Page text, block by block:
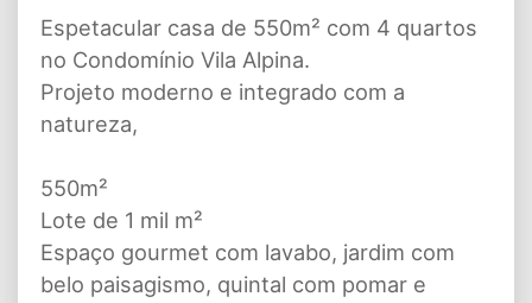
Espetacular casa de 550m² com 4 quartos
no Condomínio Vila Alpina.
Projeto moderno e integrado com a
natureza,
550m²
Lote de 1 mil m²
Espaço gourmet com lavabo, jardim com
belo paisagismo, quintal com pomar e